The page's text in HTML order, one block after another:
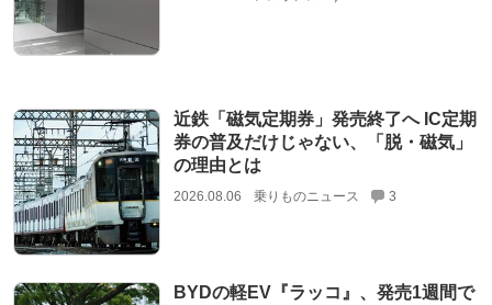
近鉄「磁気定期券」発売終了へ IC定期
券の普及だけじゃない、「脱・磁気」
の理由とは
2026.08.06 乗りものニュース 3
BYDの軽EV『ラッコ』、発売1週間で